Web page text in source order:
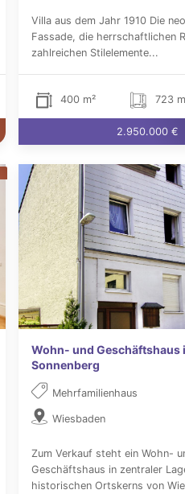
Villa aus dem Jahr 1910 Die
Fassade, die herrschaftlichen
zahlreichen Stilelemente...
400 m² 723
2.950.000 €
Wohn- und Geschäftshaus
Sonnenberg
Mehrfamilienhaus
Wiesbaden
Zum Verkauf steht ein Wohn-
Geschäftshaus in zentraler
historischen Ortskerns von